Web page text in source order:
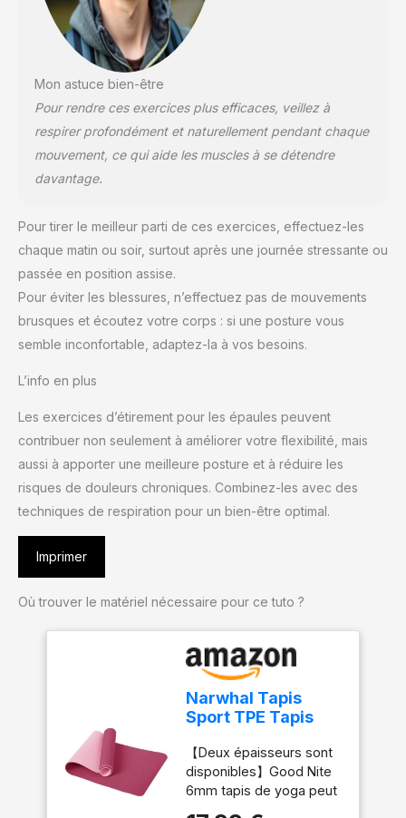
Mon astuce bien-être
Pour rendre ces exercices plus efficaces, veillez à
respirer profondément et naturellement pendant chaque
mouvement, ce qui aide les muscles à se détendre
davantage.
Pour tirer le meilleur parti de ces exercices, effectuez-les
chaque matin ou soir, surtout après une journée stressante ou
passée en position assise.
Pour éviter les blessures, n’effectuez pas de mouvements
brusques et écoutez votre corps : si une posture vous
semble inconfortable, adaptez-la à vos besoins.
L’info en plus
Les exercices d’étirement pour les épaules peuvent
contribuer non seulement à améliorer votre flexibilité, mais
aussi à apporter une meilleure posture et à réduire les
risques de douleurs chroniques. Combinez-les avec des
techniques de respiration pour un bien-être optimal.
Imprimer
Où trouver le matériel nécessaire pour ce tuto ?
Narwhal Tapis
Sport TPE Tapis
183x61x0,6cm
【Deux épaisseurs sont
disponibles】Good Nite
6mm tapis de yoga peut